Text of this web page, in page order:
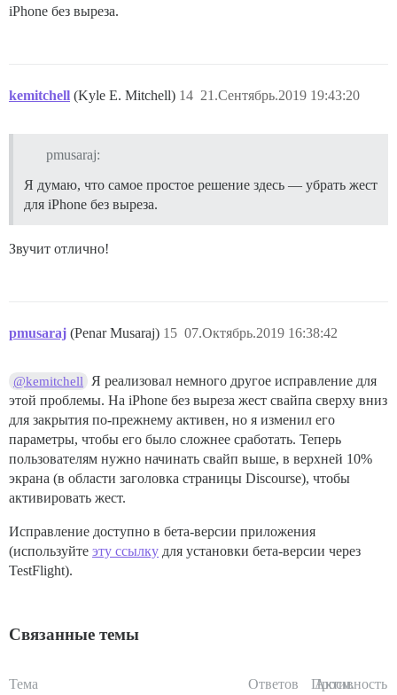
iPhone без выреза.
kemitchell (Kyle E. Mitchell) 21.Сентябрь.2019 19:43:20
14
pmusaraj:
Я думаю, что самое простое решение здесь — убрать жест
для iPhone без выреза.
Звучит отлично!
pmusaraj (Penar Musaraj) 07.Октябрь.2019 16:38:42
15
@kemitchell
Я реализовал немного другое исправление для
этой проблемы. На iPhone без выреза жест свайпа сверху вниз
для закрытия по-прежнему активен, но я изменил его
параметры, чтобы его было сложнее сработать. Теперь
пользователям нужно начинать свайп выше, в верхней 10%
экрана (в области заголовка страницы Discourse), чтобы
активировать жест.
Исправление доступно в бета-версии приложения
(используйте эту ссылку для установки бета-версии через
TestFlight).
Связанные темы
Тема Ответов Просм.
Активность